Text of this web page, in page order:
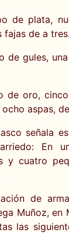
de plata,
fajas de a tres.
de gules,
de oro,
aspas,
señala
En
y cuatro
de
Muñoz, en
las